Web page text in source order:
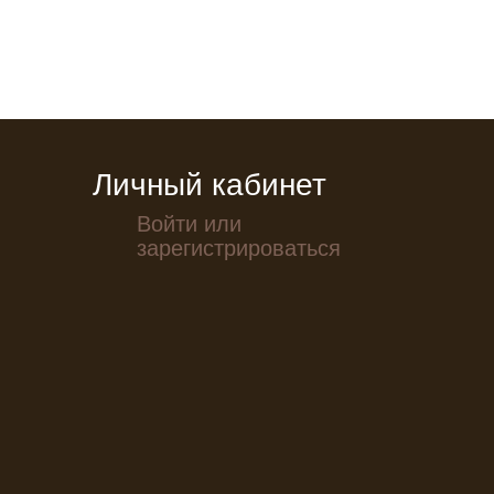
Личный кабинет
Войти или
зарегистрироваться